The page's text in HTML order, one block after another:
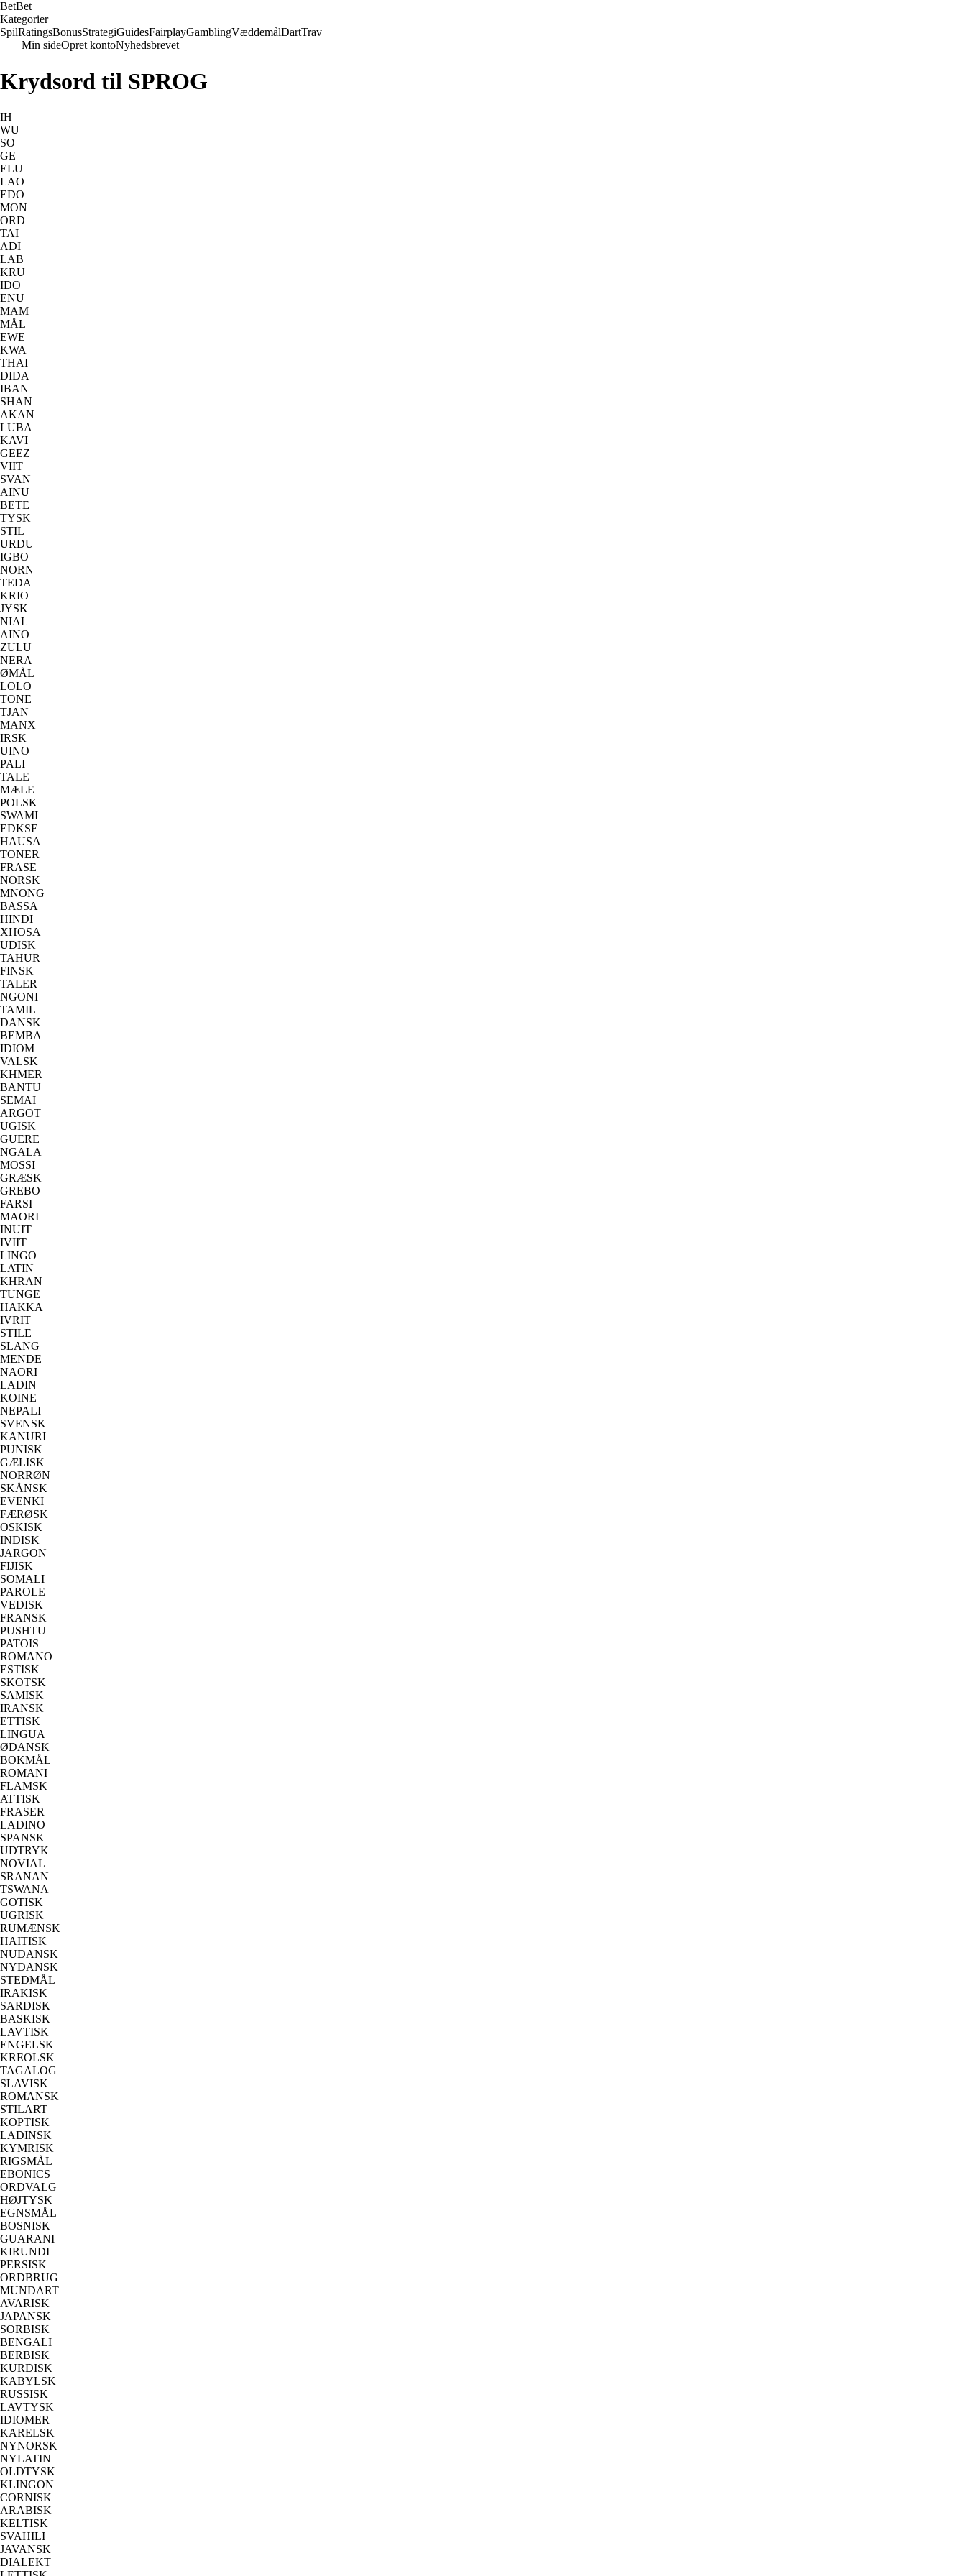
BetBet
Kategorier
SpilRatingsBonusStrategiGuidesFairplayGamblingVæddemålDartTrav
Min sideOpret kontoNyhedsbrevet
Krydsord til SPROG
IH
WU
SO
GE
ELU
LAO
EDO
MON
ORD
TAI
ADI
LAB
KRU
IDO
ENU
MAM
MÅL
EWE
KWA
THAI
DIDA
IBAN
SHAN
AKAN
LUBA
KAVI
GEEZ
VIIT
SVAN
AINU
BETE
TYSK
STIL
URDU
IGBO
NORN
TEDA
KRIO
JYSK
NIAL
AINO
ZULU
NERA
ØMÅL
LOLO
TONE
TJAN
MANX
IRSK
UINO
PALI
TALE
MÆLE
POLSK
SWAMI
EDKSE
HAUSA
TONER
FRASE
NORSK
MNONG
BASSA
HINDI
XHOSA
UDISK
TAHUR
FINSK
TALER
NGONI
TAMIL
DANSK
BEMBA
IDIOM
VALSK
KHMER
BANTU
SEMAI
ARGOT
UGISK
GUERE
NGALA
MOSSI
GRÆSK
GREBO
FARSI
MAORI
INUIT
IVIIT
LINGO
LATIN
KHRAN
TUNGE
HAKKA
IVRIT
STILE
SLANG
MENDE
NAORI
LADIN
KOINE
NEPALI
SVENSK
KANURI
PUNISK
GÆLISK
NORRØN
SKÅNSK
EVENKI
FÆRØSK
OSKISK
INDISK
JARGON
FIJISK
SOMALI
PAROLE
VEDISK
FRANSK
PUSHTU
PATOIS
ROMANO
ESTISK
SKOTSK
SAMISK
IRANSK
ETTISK
LINGUA
ØDANSK
BOKMÅL
ROMANI
FLAMSK
ATTISK
FRASER
LADINO
SPANSK
UDTRYK
NOVIAL
SRANAN
TSWANA
GOTISK
UGRISK
RUMÆNSK
HAITISK
NUDANSK
NYDANSK
STEDMÅL
IRAKISK
SARDISK
BASKISK
LAVTISK
ENGELSK
KREOLSK
TAGALOG
SLAVISK
ROMANSK
STILART
KOPTISK
LADINSK
KYMRISK
RIGSMÅL
EBONICS
ORDVALG
HØJTYSK
EGNSMÅL
BOSNISK
GUARANI
KIRUNDI
PERSISK
ORDBRUG
MUNDART
AVARISK
JAPANSK
SORBISK
BENGALI
BERBISK
KURDISK
KABYLSK
RUSSISK
LAVTYSK
IDIOMER
KARELSK
NYNORSK
NYLATIN
OLDTYSK
KLINGON
CORNISK
ARABISK
KELTISK
SVAHILI
JAVANSK
DIALEKT